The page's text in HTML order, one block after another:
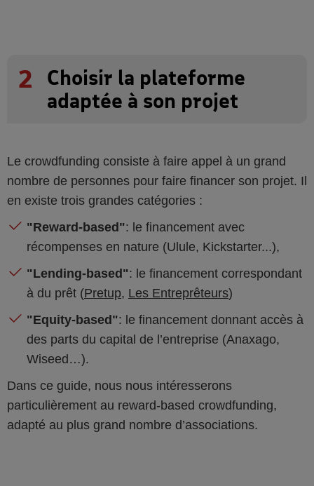
2
Choisir la plateforme
adaptée à son projet
Le crowdfunding consiste à faire appel à un grand
nombre de personnes pour faire financer son projet. Il
en existe trois grandes catégories :
"Reward-based": le financement avec
récompenses en nature (Ulule, Kickstarter...),
"Lending-based": le financement correspondant
à du prêt (Pretup, Les Entreprêteurs)
"Equity-based": le financement donnant accès à
des parts du capital de l’entreprise (Anaxago,
Wiseed…).
Dans ce guide, nous nous intéresserons
particulièrement au reward-based crowdfunding,
adapté au plus grand nombre d’associations.